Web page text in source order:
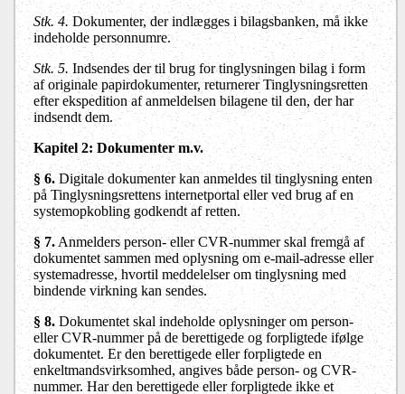
Stk. 4. Dokumenter, der indlægges i bilagsbanken, må ikke
indeholde personnumre.
Stk. 5. Indsendes der til brug for tinglysningen bilag i form
af originale papirdokumenter, returnerer Tinglysningsretten
efter ekspedition af anmeldelsen bilagene til den, der har
indsendt dem.
Kapitel 2: Dokumenter m.v.
§ 6.Digitale dokumenter kan anmeldes til tinglysning enten
på Tinglysningsrettens internetportal eller ved brug af en
systemopkobling godkendt af retten.
§ 7.Anmelders person- eller CVR-nummer skal fremgå af
dokumentet sammen med oplysning om e-mail-adresse eller
systemadresse, hvortil meddelelser om tinglysning med
bindende virkning kan sendes.
§ 8. Dokumentet skal indeholde oplysninger om person-
eller CVR-nummer på de berettigede og forpligtede ifølge
dokumentet. Er den berettigede eller forpligtede en
enkeltmandsvirksomhed, angives både person- og CVR-
nummer. Har den berettigede eller forpligtede ikke et